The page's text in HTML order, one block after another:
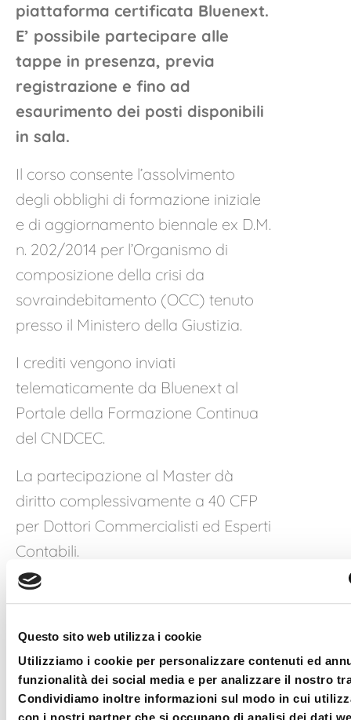
Questo sito web utilizza i cookie
Utilizziamo i cookie per personalizzare contenuti ed
funzionalità dei social media e per analizzare il nostro
Condividiamo inoltre informazioni sul modo in cui
piattaforma certificata Bluenext.
E’ possibile partecipare alle
tappe in presenza, previa
registrazione e fino ad
esaurimento dei posti disponibili
in sala.
Il corso consente l’assolvimento
degli obblighi di formazione iniziale
e di aggiornamento biennale ex D.M.
n. 202/2014 per l’Organismo di
composizione della crisi da
sovraindebitamento (OCC) tenuto
presso il Ministero della Giustizia.
I crediti vengono inviati
telematicamente da Bluenext al
Portale della Formazione Continua
del CNDCEC.
La partecipazione al Master dà
diritto complessivamente a 40 CFP
per Dottori Commercialisti ed Esperti
Contabili.
Per consentire la registrazione dei
crediti formativi maturati, la
per ciascun partecipante l’effettivo
collegamento per almeno 60 minuti.
(I crediti formativi saranno attribuiti